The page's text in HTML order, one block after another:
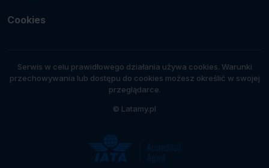
Cookies
Serwis w celu prawidłowego działania używa cookies. Warunki
przechowywania lub dostępu do cookies możesz określić w swojej
przeglądarce.
© Latamy.pl